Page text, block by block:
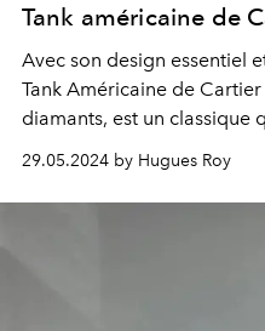
Tank américaine de
Avec son design essentiel
Tank Américaine de
diamants, est un classique
29.05.2024 by Hugues Roy